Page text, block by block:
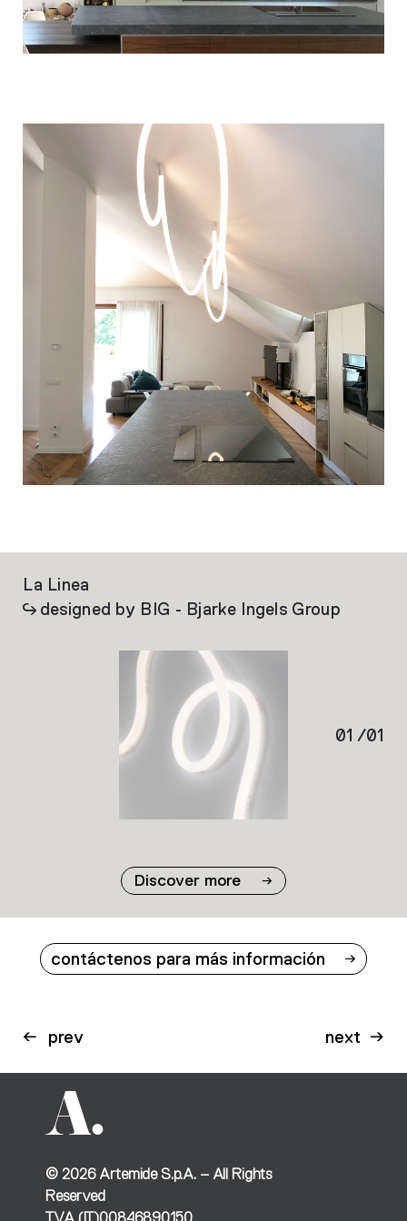
La Linea
designed by BIG - Bjarke Ingels Group
Discover more
01 /01
contáctenos para más información
prev next
© 2026Artemide S.p.A. – All Rights
Reserved